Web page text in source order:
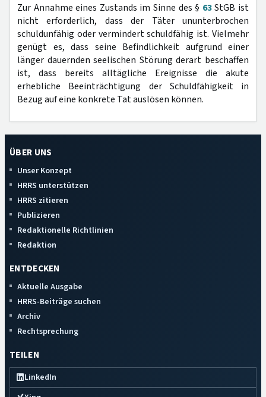
Zur Annahme eines Zustands im Sinne des § 63StGB ist
nicht erforderlich, dass der Täter ununterbrochen
schuldunfähig oder vermindert schuldfähig ist. Vielmehr
genügt es, dass seine Befindlichkeit aufgrund einer
länger dauernden seelischen Störung derart beschaffen
ist, dass bereits alltägliche Ereignisse die akute
erhebliche Beeinträchtigung der Schuldfähigkeit in
Bezug auf eine konkrete Tat auslösen können.
ÜBER UNS
Unser Konzept
HRRS unterstützen
HRRS zitieren
Publizieren
Redaktionelle Richtlinien
Redaktion
ENTDECKEN
Aktuelle Ausgabe
HRRS-Beiträge suchen
Archiv
Rechtsprechung
TEILEN
LinkedIn